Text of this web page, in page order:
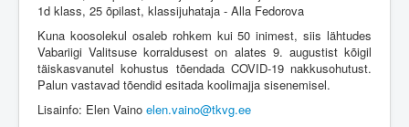
1d klass, 25 õpilast, klassijuhataja - Alla Fedorova
Kuna koosolekul osaleb rohkem kui 50 inimest, siis lähtudes
Vabariigi Valitsuse korraldusest on alates 9. augustist kõigil
täiskasvanutel kohustus tõendada COVID-19 nakkusohutust.
Palun vastavad tõendid esitada koolimajja sisenemisel.
Lisainfo: Elen Vaino elen.vaino@tkvg.ee